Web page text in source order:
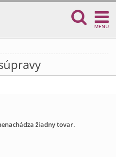
MENU
žiadny tovar.